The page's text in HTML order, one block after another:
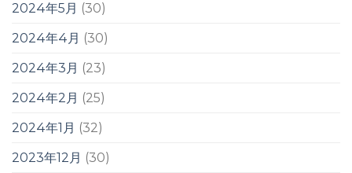
2024年5月 (30)
2024年4月 (30)
2024年3月 (23)
2024年2月 (25)
2024年1月 (32)
2023年12月 (30)